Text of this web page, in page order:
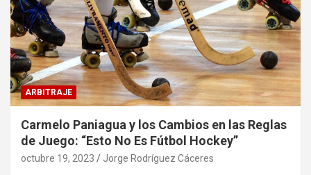
ARBITRAJE
Carmelo Paniagua y los Cambios en las Reglas
de Juego: “Esto No Es Fútbol Hockey”
octubre 19, 2023 Jorge Rodríguez Cáceres